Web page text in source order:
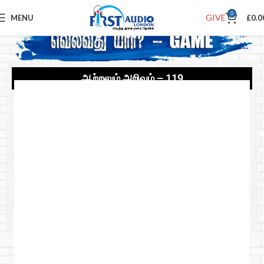
MENU GIVE 0 £
ஆற்றலும் அறிவும் – 119